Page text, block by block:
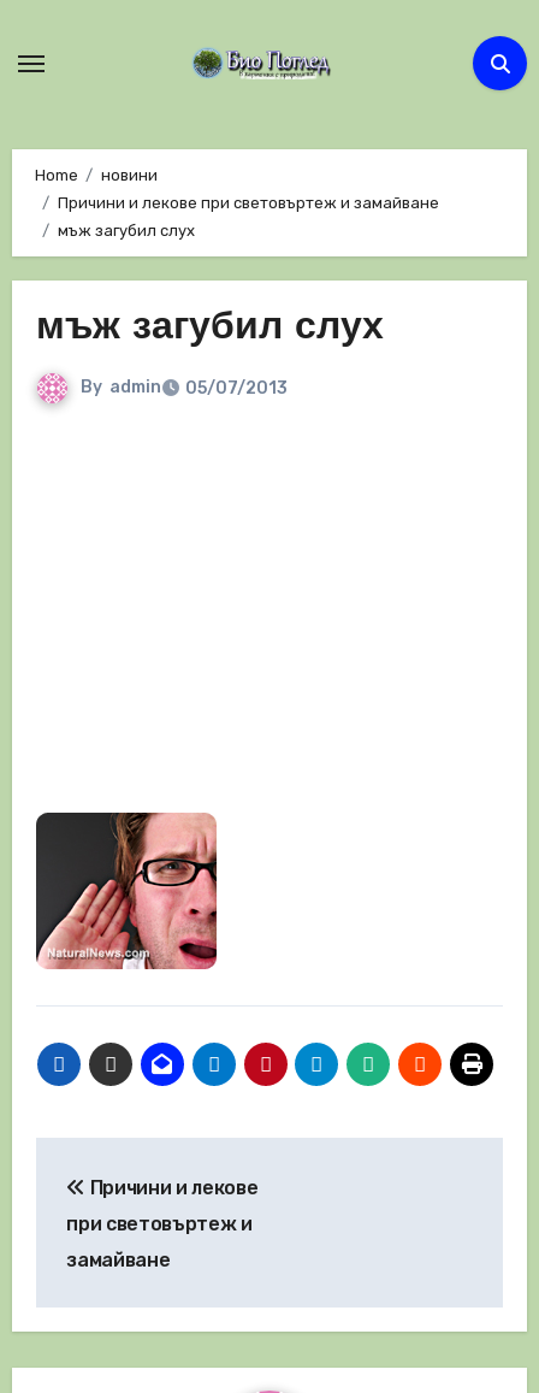
Home
новини
Причини и лекове при световъртеж и замайване
мъж загубил слух
мъж загубил слух
By admin 05/07/2013
Причини и лекове
при световъртеж и
замайване